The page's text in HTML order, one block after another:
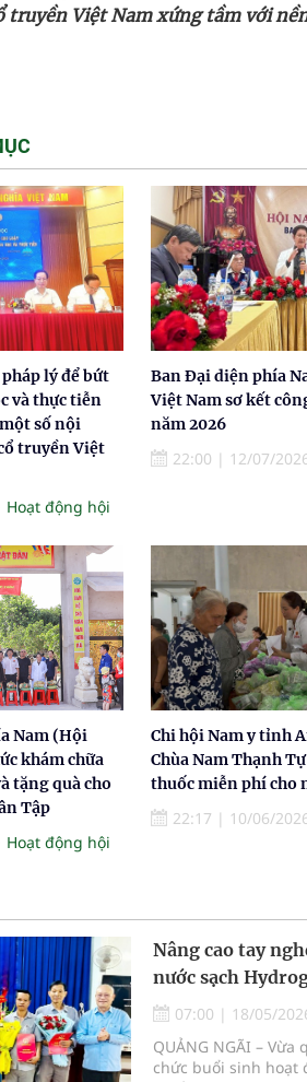
truyền Việt Nam xứng tầm với
lý để bứt
và thực tiễn
số nội
truyền Việt
Hoạt động hội
Ban Đại diện phía
Việt Nam sơ kết
năm 2026
22:00 | 12/07/
Nam (Hội
khám chữa
tặng quà cho
Tập
Hoạt động hội
Chi hội Nam y tỉnh
Chùa Nam Thạnh
thuốc miễn phí cho
22:17 | 10/06/
Nâng cao tay
nước sạch
07:00 | 18/05/
QUẢNG NGÃI –
chức buổi sinh hoạt